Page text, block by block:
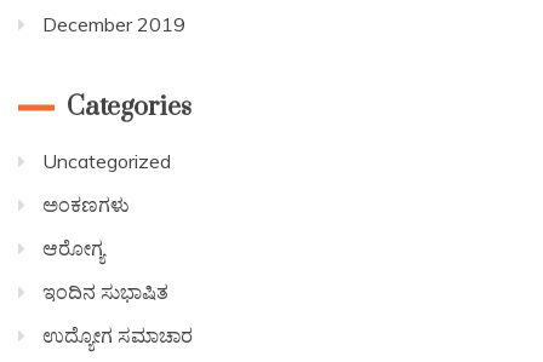
December 2019
Categories
Uncategorized
ಅಂಕಣಗಳು
ಆರೋಗ್ಯ
ಇಂದಿನ ಸುಭಾಷಿತ
ಉದ್ಯೋಗ ಸಮಾಚಾರ